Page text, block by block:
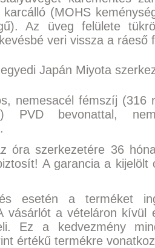
karcálló (MOHS
Az üveg felülete
veri vissza a ráeső
Japán Miyota
nemesacél fémszíj (316
PVD bevonattal,
óra szerkezetére 36
A garancia a kijelölt
esetén a terméket
vásárlót a vételáron kívül
Ez a kedvezmény
értékű termékre